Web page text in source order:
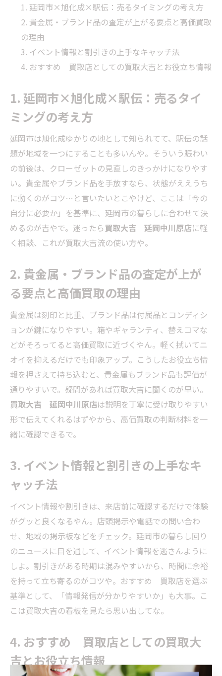
延岡市×旭化成×駅伝：売るタイミングの考え方
貴金属・ブランド品の査定が上がる要点と高価買取
の理由
イベント情報と割引きの上手なキャッチ法
おすすめ 買取店としての買取大吉とお役立ち情報
1. 延岡市×旭化成×駅伝：売るタイ
ミングの考え方
延岡市は旭化成ゆかりの地として知られてて、駅伝の話
題が地域を一つにすることも多いんや。そういう賑わい
の前後は、クローゼットの見直しのきっかけになりやす
い。貴金属やブランド品を手放すなら、状態がええうち
に動くのがコツ…と言いたいとこやけど、ここは「今の
自分に必要か」を基準に、延岡市の暮らしに合わせて決
めるのが吉やで。迷ったら 買取大吉 延岡中川原店に軽
く相談、これが買取大吉流の使い方や。
2. 貴金属・ブランド品の査定が上が
る要点と高価買取の理由
貴金属は刻印と比重、ブランド品は付属品とコンディシ
ョンが鍵になりやすい。箱やギャランティ、替えコマな
どがそろってると高価買取に近づくやん。軽く拭いてニ
オイを抑えるだけでも印象アップ。こうしたお役立ち情
報を押さえて持ち込むと、貴金属もブランド品も評価が
通りやすいで。疑問があれば買取大吉に聞くのが早い。
買取大吉 延岡中川原店は説明を丁寧に受け取りやすい
形で伝えてくれるはずやから、高価買取の判断材料を一
緒に確認できるで。
3. イベント情報と割引きの上手なキ
ャッチ法
イベント情報や割引きは、来店前に確認するだけで体験
がグッと良くなるやん。店頭掲示や電話での問い合わ
せ、地域の掲示板などをチェック。延岡市の暮らし回り
のニュースに目を通して、イベント情報を逃さんように
しよ。割引きがある時期は混みやすいから、時間に余裕
を持って立ち寄るのがコツや。おすすめ 買取店を選ぶ
基準として、「情報発信が分かりやすいか」も大事。こ
こは買取大吉の看板を見たら思い出してな。
4. おすすめ 買取店としての買取大
吉とお役立ち情報